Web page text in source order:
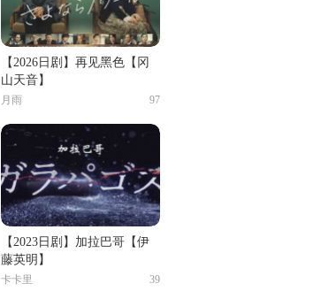
【2026日剧】再见黑色【冈
山天音】
97
月雨
【2023日剧】加拉巴哥【伊
藤英明】
39
卡卡里